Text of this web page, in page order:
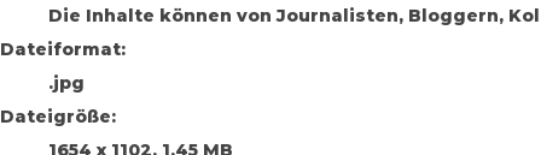
Die Inhalte können von Journalisten, Bloggern,
Dateiformat:
.jpg
Dateigröße: